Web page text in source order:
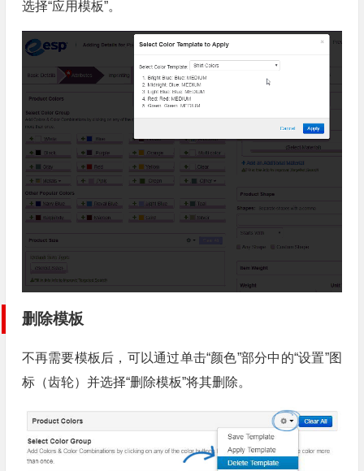
选择“应用模板”。
删除模板
不再需要模板后，可以通过单击“颜色”部分中的“设置”图
标（齿轮）并选择“删除模板”将其删除。